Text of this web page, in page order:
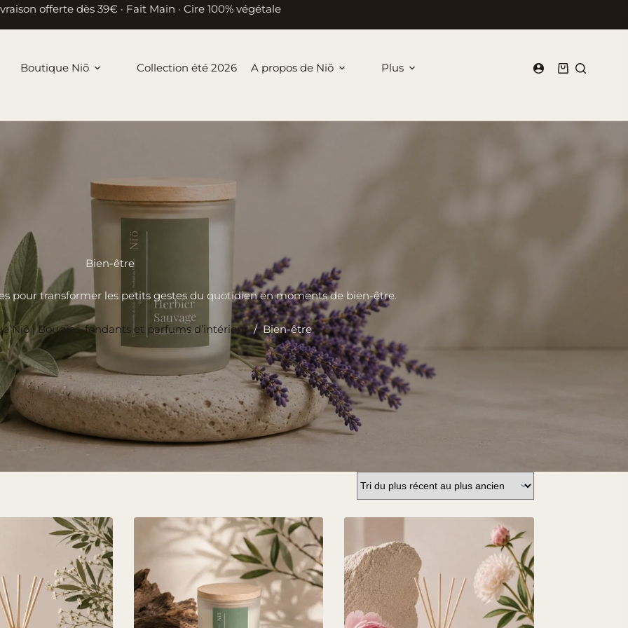
offerte dès 39€ · Fait Main · Cire 100% végétale
Boutique Niõ Collection été 2026 A propos de Niõ Plus
Panier
Bien-être
pour transformer les petits gestes du quotidien en moments de bien-être.
Niõ | Bougies, fondants et parfums d’intérieur / Bien-être